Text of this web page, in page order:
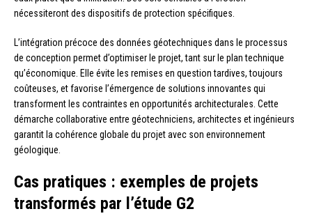
nécessiteront des dispositifs de protection spécifiques.
L’intégration précoce des données géotechniques dans le processus
de conception permet d’optimiser le projet, tant sur le plan technique
qu’économique. Elle évite les remises en question tardives, toujours
coûteuses, et favorise l’émergence de solutions innovantes qui
transforment les contraintes en opportunités architecturales. Cette
démarche collaborative entre géotechniciens, architectes et ingénieurs
garantit la cohérence globale du projet avec son environnement
géologique.
Cas pratiques : exemples de projets
transformés par l’étude G2